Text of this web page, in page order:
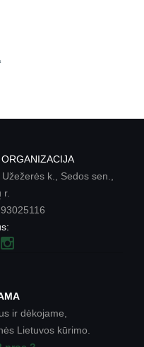
k., Sedos sen.,
r.
ir dėkojame,
Lietuvos kūrimo.